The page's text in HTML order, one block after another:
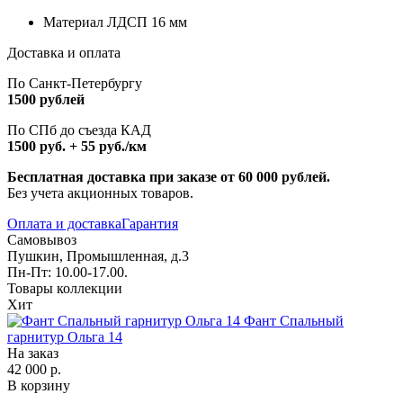
Материал ЛДСП 16 мм
Доставка и оплата
По Санкт-Петербургу
1500 рублей
По СПб до съезда КАД
1500 руб. + 55 руб./км
Бесплатная доставка при заказе от 60 000 рублей.
Без учета акционных товаров.
Оплата и доставкаГарантия
Самовывоз
Пушкин, Промышленная, д.3
Пн-Пт: 10.00-17.00.
Товары коллекции
Хит
Фант Спальный
гарнитур Ольга 14
На заказ
42 000 р.
В корзину